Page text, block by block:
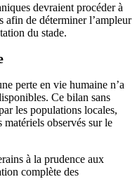
devraient procéder à
afin de déterminer l’ampleur
du stade.
perte en vie humaine n’a
Ce bilan sans
les populations locales,
matériels observés sur le
à la prudence aux
complète des